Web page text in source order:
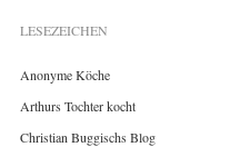
LESEZEICHEN
Anonyme Köche
Arthurs Tochter kocht
Christian Buggischs Blog